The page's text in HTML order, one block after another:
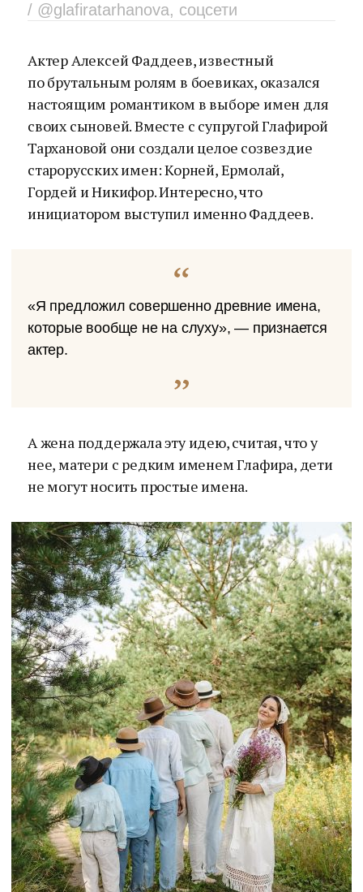
/ @glafiratarhanova, соцсети
Актер Алексей Фаддеев, известный
по брутальным ролям в боевиках, оказался
настоящим романтиком в выборе имен для
своих сыновей. Вместе с супругой Глафирой
Тархановой они создали целое созвездие
старорусских имен: Корней, Ермолай,
Гордей и Никифор. Интересно, что
инициатором выступил именно Фаддеев.
«Я предложил совершенно древние имена,
которые вообще не на слуху», — признается
актер.
А жена поддержала эту идею, считая, что у
нее, матери с редким именем Глафира, дети
не могут носить простые имена.